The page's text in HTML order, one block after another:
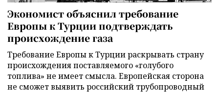
Экономист объяснил требование
Европы к Турции подтверждать
происхождение газа
Требование Европы к Турции раскрывать страну
происхождения поставляемого «голубого
топлива» не имеет смысла. Европейская сторона
не сможет выявить российский трубопроводный